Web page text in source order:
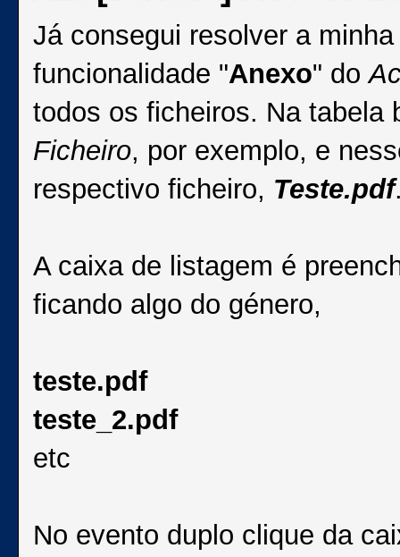
Já consegui resolver a
funcionalidade "Anexo" do
todos os ficheiros. Na tabela
Ficheiro, por exemplo, e
respectivo ficheiro, Teste.pdf
A caixa de listagem é
ficando algo do género,
teste.pdf
teste_2.pdf
etc
No evento duplo clique da